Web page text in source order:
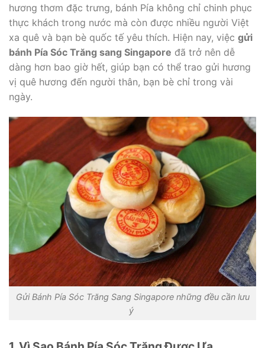
hương thơm đặc trưng, bánh Pía không chỉ chinh phục
thực khách trong nước mà còn được nhiều người Việt
xa quê và bạn bè quốc tế yêu thích. Hiện nay, việc gửi
bánh Pía Sóc Trăng sang Singapore đã trở nên dễ
dàng hơn bao giờ hết, giúp bạn có thể trao gửi hương
vị quê hương đến người thân, bạn bè chỉ trong vài
ngày.
Gửi Bánh Pía Sóc Trăng Sang Singapore những đều cần lưu
ý